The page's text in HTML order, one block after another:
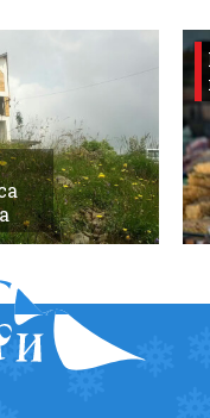
speaking forum